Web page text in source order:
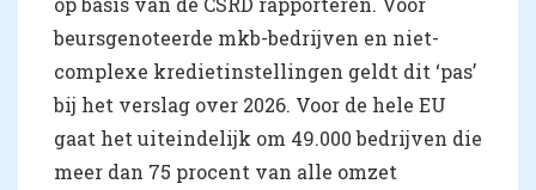
beursgenoteerde mkb-bedrijven en niet-
complexe kredietinstellingen geldt dit ‘pas’
bij het verslag over 2026. Voor de hele EU
gaat het uiteindelijk om 49.000 bedrijven die
meer dan 75 procent van alle omzet